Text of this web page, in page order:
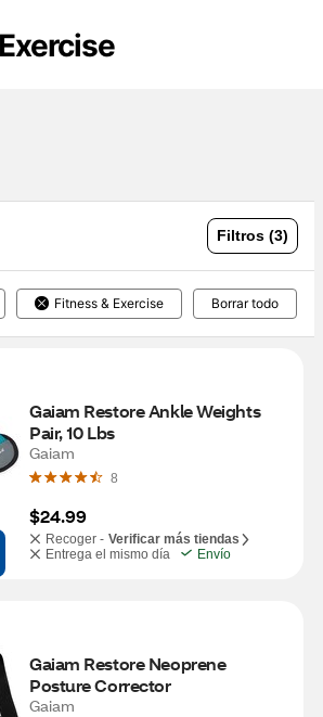
Filtros (3)
Fitness & Exercise Borrar todo
Gaiam Restore Ankle Weights
Pair, 10 Lbs
Gaiam
8
$24.99
Recoger - Verificar más tiendas
Entrega el mismo día
Envío
Gaiam Restore Neoprene
Posture Corrector
Gaiam